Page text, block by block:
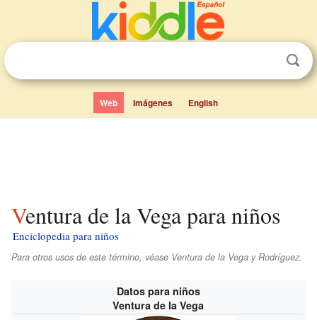
Web Imágenes English
Ventura de la Vega para niños
Enciclopedia para niños
Para otros usos de este término, véase Ventura de la Vega y Rodríguez.
Datos para niños
Ventura de la Vega